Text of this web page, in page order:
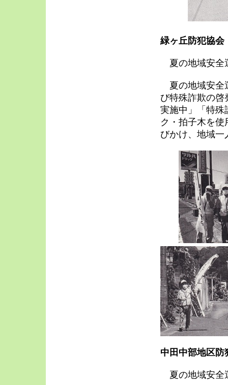
緑ヶ丘防犯協会
夏の地域安全
夏の地域安全
び特殊詐欺の啓
実施中」「特殊
ク・拍子木を
びかけ、地域一
中田中部地区防
夏の地域安